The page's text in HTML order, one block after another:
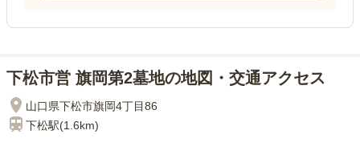
下松市営 旗岡第2墓地の地図・交通アクセス
山口県下松市旗岡4丁目86
下松駅(1.6km)